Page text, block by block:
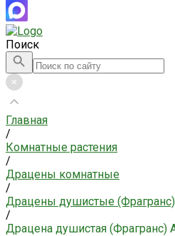
Поиск
Главная
/
Комнатные растения
/
Драцены комнатные
/
Драцены душистые (Фрагранс)
/
Драцена душистая (Фрагранс)